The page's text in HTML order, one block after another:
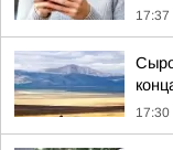
17:37
17:30